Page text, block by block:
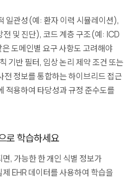
일관성(예: 환자 이력 시뮬레이션),
및 진단), 코드 계층 구조(예: ICD
도메인별 요구 사항도 고려해야
기반 필터, 임상 논리 제약 조건 또는
전 정보를 통합하는 하이브리드 접근
적용하여 타당성과 규정 준수도를
로 학습하세요
, 가능한 한 개인 식별 정보가
EHR 데이터를 사용하여 학습을